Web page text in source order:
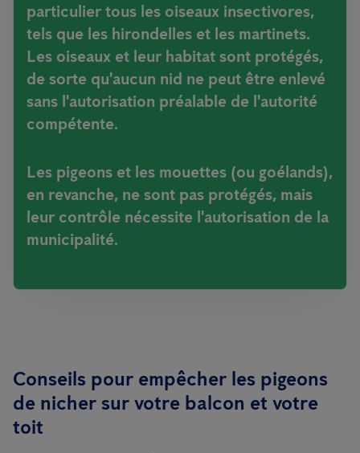
particulier tous les oiseaux insectivores,
tels que les hirondelles et les martinets.
Les oiseaux et leur habitat sont protégés,
de sorte qu'aucun nid ne peut être enlevé
sans l'autorisation préalable de l'autorité
compétente.
Les pigeons et les mouettes (ou goélands),
en revanche, ne sont pas protégés, mais
leur contrôle nécessite l'autorisation de la
municipalité.
Conseils pour empêcher les pigeons
de nicher sur votre balcon et votre
toit